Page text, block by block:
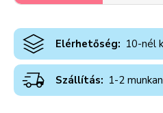
Elérhetőség: 10-nél
Szállítás: 1-2